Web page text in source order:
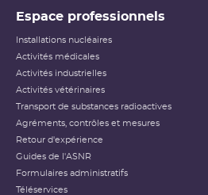
Espace professionnels
Installations nucléaires
Activités médicales
Activités industrielles
Activités vétérinaires
Transport de substances radioactives
Agréments, contrôles et mesures
Retour d'expérience
Guides de l'ASNR
Formulaires administratifs
Téléservices